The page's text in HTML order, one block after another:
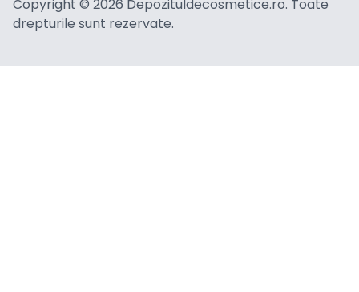
Copyright © 2026 Depozituldecosmetice.ro. Toate
drepturile sunt rezervate.